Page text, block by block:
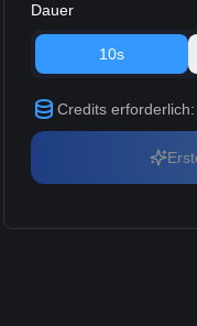
Dauer
10s
Credits erforderlich: